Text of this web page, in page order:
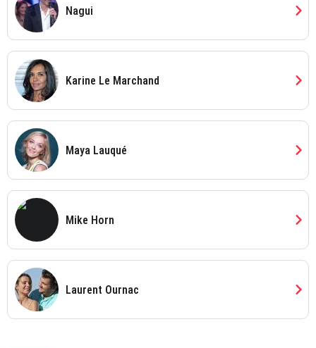
Nagui chevron_right
Karine Le Marchand chevron_right
Maya Lauqué chevron_right
Mike Horn chevron_right
Laurent Ournac chevron_right